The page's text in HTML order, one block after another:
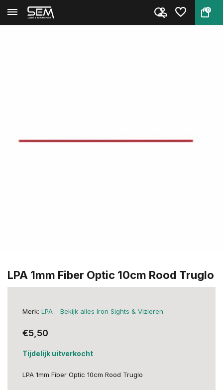
0
Terug Home LPA 1mm Fiber Optic 10cm Rood ...
LPA 1mm Fiber Optic 10cm Rood Truglo
Merk: LPA Bekijk alles Iron Sights & Vizieren
€5,50
Tijdelijk uitverkocht
LPA 1mm Fiber Optic 10cm Rood Truglo